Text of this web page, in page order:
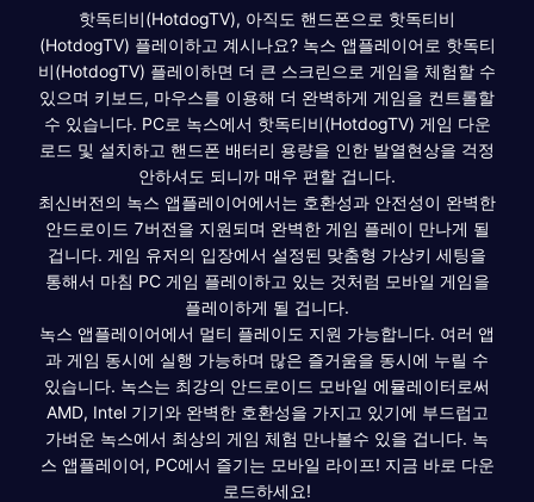
핫독티비(HotdogTV), 아직도 핸드폰으로 핫독티비
(HotdogTV) 플레이하고 계시나요? 녹스 앱플레이어로 핫독티
비(HotdogTV) 플레이하면 더 큰 스크린으로 게임을 체험할 수
있으며 키보드, 마우스를 이용해 더 완벽하게 게임을 컨트롤할
수 있습니다. PC로 녹스에서 핫독티비(HotdogTV) 게임 다운
로드 및 설치하고 핸드폰 배터리 용량을 인한 발열현상을 걱정
안하셔도 되니까 매우 편할 겁니다.
최신버전의 녹스 앱플레이어에서는 호환성과 안전성이 완벽한
안드로이드 7버전을 지원되며 완벽한 게임 플레이 만나게 될
겁니다. 게임 유저의 입장에서 설정된 맞춤형 가상키 세팅을
통해서 마침 PC 게임 플레이하고 있는 것처럼 모바일 게임을
플레이하게 될 겁니다.
녹스 앱플레이어에서 멀티 플레이도 지원 가능합니다. 여러 앱
과 게임 동시에 실행 가능하며 많은 즐거움을 동시에 누릴 수
있습니다. 녹스는 최강의 안드로이드 모바일 에뮬레이터로써
AMD, Intel 기기와 완벽한 호환성을 가지고 있기에 부드럽고
가벼운 녹스에서 최상의 게임 체험 만나볼수 있을 겁니다. 녹
스 앱플레이어, PC에서 즐기는 모바일 라이프! 지금 바로 다운
로드하세요!